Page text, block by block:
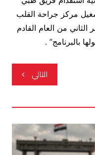
مركز جراحة القلب
من العام القادم
بالبرنامج” .
التالي